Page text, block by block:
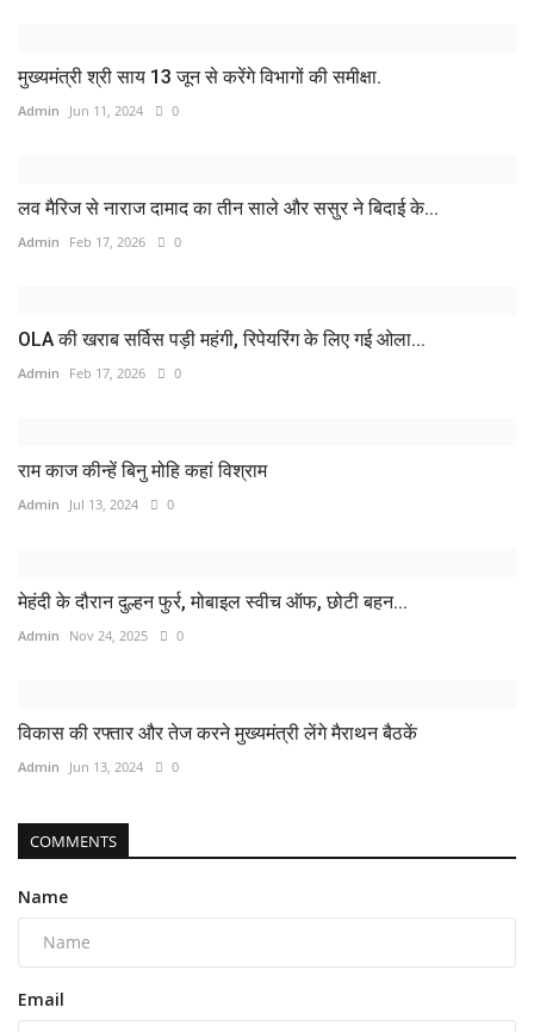
मुख्यमंत्री श्री साय 13 जून से करेंगे विभागों की समीक्षा.
Admin Jun 11, 2024 0
लव मैरिज से नाराज दामाद का तीन साले और ससुर ने बिदाई के...
Admin Feb 17, 2026 0
OLA की खराब सर्विस पड़ी महंगी, रिपेयरिंग के लिए गई ओला...
Admin Feb 17, 2026 0
राम काज कीन्हें बिनु मोहि कहां विश्राम
Admin Jul 13, 2024 0
मेहंदी के दौरान दुल्हन फुर्र, मोबाइल स्वीच ऑफ, छोटी बहन...
Admin Nov 24, 2025 0
विकास की रफ्तार और तेज करने मुख्यमंत्री लेंगे मैराथन बैठकें
Admin Jun 13, 2024 0
COMMENTS
Name
Email